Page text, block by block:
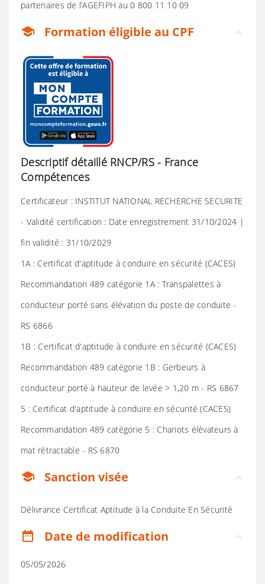
partenaires de l’AGEFIPH au 0 800 11 10 09
school Formation éligible au CPF
Descriptif détaillé RNCP/RS - France
Compétences
Certificateur : INSTITUT NATIONAL RECHERCHE SECURITE
- Validité certification : Date enregistrement 31/10/2024 |
fin validité : 31/10/2029
1A : Certificat d'aptitude à conduire en sécurité (CACES)
Recommandation 489 catégorie 1A : Transpalettes à
conducteur porté sans élévation du poste de conduite -
RS 6866
1B : Certificat d'aptitude à conduire en sécurité (CACES)
Recommandation 489 catégorie 1B : Gerbeurs à
conducteur porté à hauteur de levée > 1,20 m - RS 6867
5 : Certificat d'aptitude à conduire en sécurité (CACES)
Recommandation 489 catégorie 5 : Chariots élévateurs à
mat rétractable - RS 6870
school Sanction visée
Délivrance Certificat Aptitude à la Conduite En Sécurité
date_range Date de modification
05/05/2026